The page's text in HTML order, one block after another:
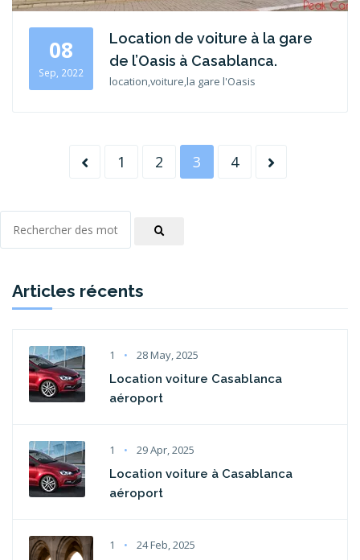
08
Sep, 2022
Location de voiture à la gare
de l’Oasis à Casablanca.
location,voiture,la gare l'Oasis
1 2 3 4
Articles récents
1
28 May, 2025
Location voiture Casablanca
aéroport
1
29 Apr, 2025
Location voiture à Casablanca
aéroport
1
24 Feb, 2025